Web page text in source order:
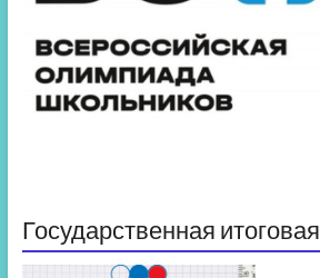
Государственная